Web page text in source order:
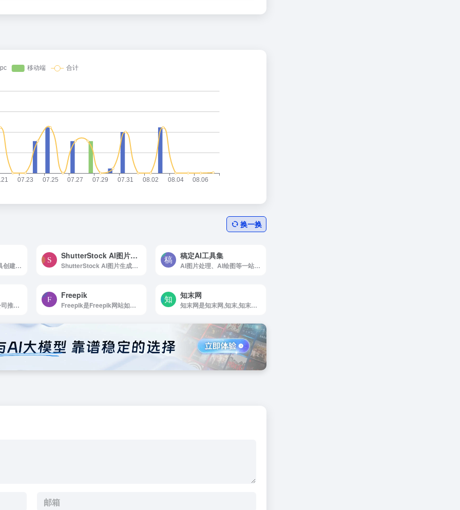
换一换
免费在线照片对比工具创建令人惊艳的前后对比照片。支持并排、滑块、分割视图布局。
ShutterStock AI图片生成
ShutterStock AI图片生成是Shutterstock推出的AI图片生成工具
稿定AI工具集
AI图片处理、AI绘图等一站式AI图像创作和设计平台；
Motiff是猿辅导旗下公司推出的AI设计工具
Freepik
Freepik是Freepik网站如何使用 浏览...
知末网
知末网是知末网,知末,知末网3d模型,